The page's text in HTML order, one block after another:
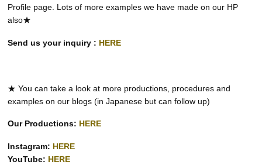
Profile page. Lots of more examples we have made on our HP
also★
Send us your inquiry : HERE
★ You can take a look at more productions, procedures and
examples on our blogs (in Japanese but can follow up)
Our Productions: HERE
Instagram: HERE
YouTube: HERE